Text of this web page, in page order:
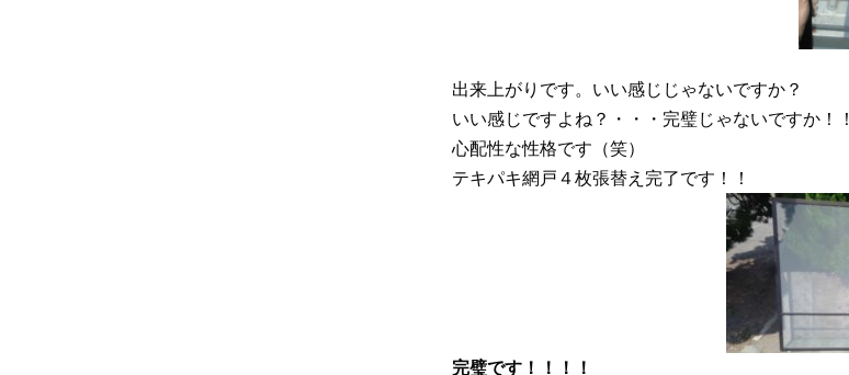
出来上がりです。いい感じじゃないですか？
いい感じですよね？・・・完璧じゃないですか！！
心配性な性格です（笑）
テキパキ網戸４枚張替え完了です！！
完璧です！！！！